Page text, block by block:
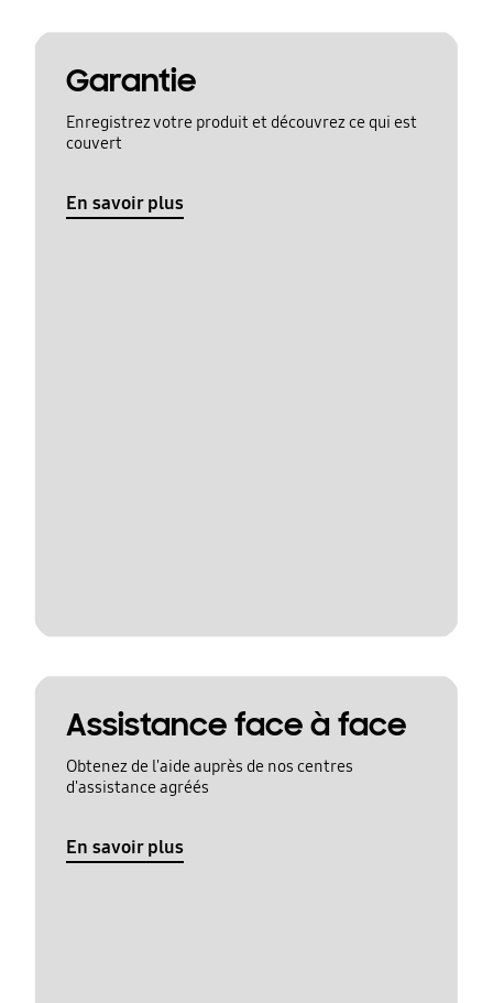
Garantie
Enregistrez votre produit et découvrez ce qui est
couvert
En savoir plus
Assistance face à face
Obtenez de l'aide auprès de nos centres
d'assistance agréés
En savoir plus